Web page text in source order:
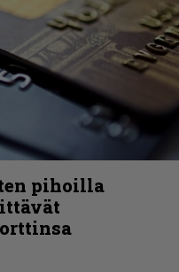
pihoilla